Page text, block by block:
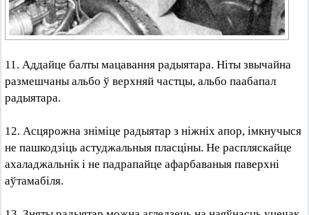
11. Аддайце балты мацавання радыятара. Ніты звычайна
размешчаны альбо ў верхняй частцы, альбо паабапал
радыятара.
12. Асцярожна зніміце радыятар з ніжніх апор, імкнучыся
не пашкодзіць астуджальныя пласціны. Не распляскайце
ахаладжальнік і не падрапайце афарбаваныя паверхні
аўтамабіля.